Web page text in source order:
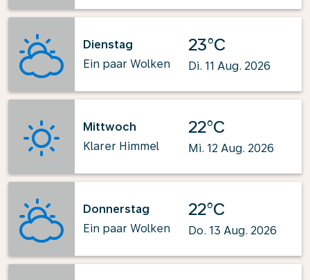
Dienstag
Ein paar Wolken
23°C
Di. 11 Aug. 2026
Mittwoch
Klarer Himmel
22°C
Mi. 12 Aug. 2026
Donnerstag
Ein paar Wolken
22°C
Do. 13 Aug. 2026